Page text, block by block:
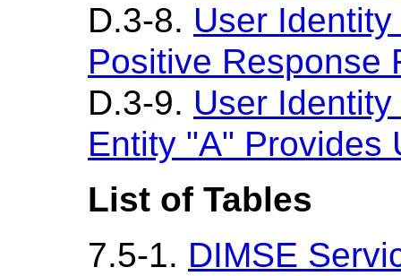
D.3-8. User
Positive Response
D.3-9. User
Entity "A" Provides
List of Tables
7.5-1. DIMSE